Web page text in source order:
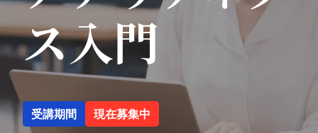
ス入門
受講期間 現在募集中